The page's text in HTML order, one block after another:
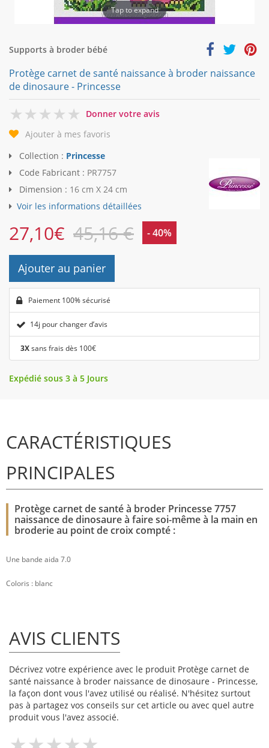
Tap to expand
Supports à broder bébé
Protège carnet de santé naissance à broder naissance
de dinosaure - Princesse
0
Donner votre avis
Ajouter à mes favoris
Collection : Princesse
Code Fabricant : PR7757
Dimension : 16 cm X 24 cm
Voir les informations détaillées
27,10€ 45,16 € - 40%
Ajouter au panier
Paiement 100% sécurisé
14j pour changer d’avis
3Xsans frais dès 100€
Expédié sous 3 à 5 Jours
CARACTÉRISTIQUES
PRINCIPALES
Protège carnet de santé à broder Princesse 7757
naissance de dinosaure à faire soi-même à la main en
broderie au point de croix compté :
Une bande aida 7.0
Coloris : blanc
AVIS CLIENTS
Décrivez votre expérience avec le produit Protège carnet de
santé naissance à broder naissance de dinosaure - Princesse,
la façon dont vous l'avez utilisé ou réalisé. N'hésitez surtout
pas à partagez vos conseils sur cet article ou avec quel autre
produit vous l'avez associé.